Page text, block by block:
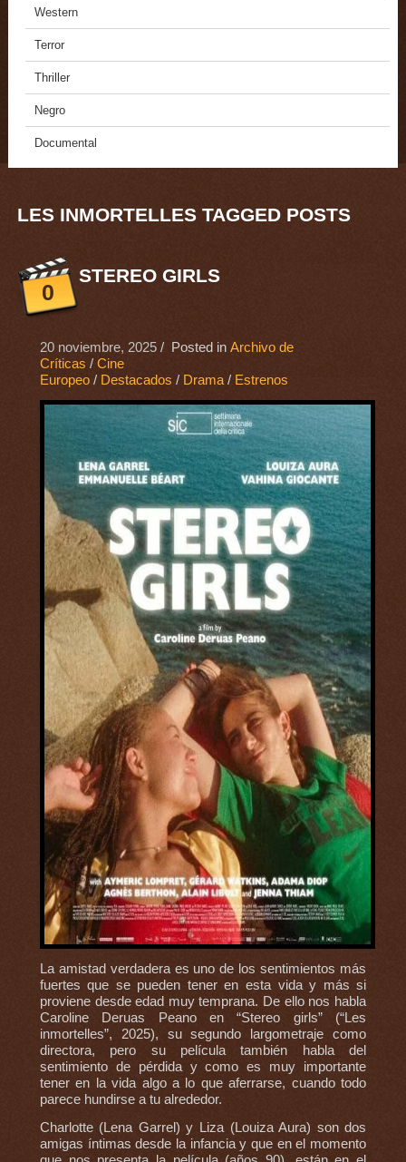
Western
Terror
Thriller
Negro
Documental
LES INMORTELLES TAGGED POSTS
0
STEREO GIRLS
20 noviembre, 2025/ Posted in Archivo de
Críticas / Cine
Europeo/ Destacados / Drama/ Estrenos
La amistad verdadera es uno de los sentimientos más
fuertes que se pueden tener en esta vida y más si
proviene desde edad muy temprana. De ello nos habla
Caroline Deruas Peano en “Stereo girls” (“Les
inmortelles”, 2025), su segundo largometraje como
directora, pero su película también habla del
sentimiento de pérdida y como es muy importante
tener en la vida algo a lo que aferrarse, cuando todo
parece hundirse a tu alrededor.
Charlotte (Lena Garrel) y Liza (Louiza Aura) son dos
amigas íntimas desde la infancia y que en el momento